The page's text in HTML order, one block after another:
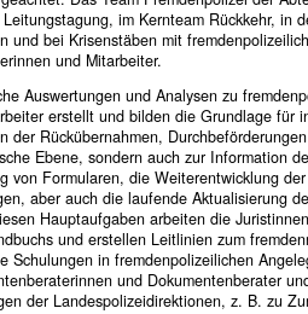
im Kernteam Rückkehr, in
und bei Krisenstäben mit
und Mitarbeiter.
Auswertungen und Analysen zu
erstellt und bilden die Grundlage für
der Rückübernahmen,
Ebene, sondern auch zur Information
von Formularen, die Weiterentwicklung
aber auch die laufende Aktualisierung
Hauptaufgaben arbeiten die
und erstellen Leitlinien zum
Schulungen in fremdenpolizeilichen
und Dokumentenberater
der Landespolizeidirektionen, z. B. zu